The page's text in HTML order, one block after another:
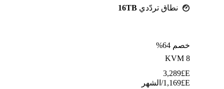
نطاق تردّدي 16TB
خصم 64%
KVM 8
E£
3,289
E£
1,169/الشهر